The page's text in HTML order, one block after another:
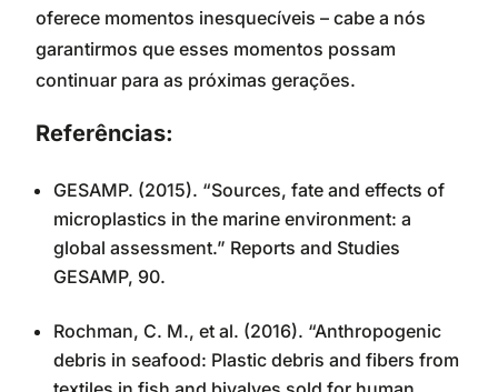
oferece momentos inesquecíveis – cabe a nós
garantirmos que esses momentos possam
continuar para as próximas gerações.
Referências:
GESAMP. (2015). “Sources, fate and effects of
microplastics in the marine environment: a
global assessment.” Reports and Studies
GESAMP, 90.
Rochman, C. M., et al. (2016). “Anthropogenic
debris in seafood: Plastic debris and fibers from